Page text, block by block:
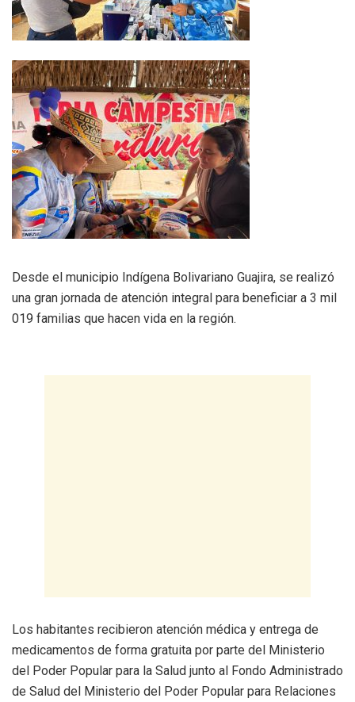
Desde el municipio Indígena Bolivariano Guajira, se realizó
una gran jornada de atención integral para beneficiar a 3 mil
019 familias que hacen vida en la región.
Los habitantes recibieron atención médica y entrega de
medicamentos de forma gratuita por parte del Ministerio
del Poder Popular para la Salud junto al Fondo Administrado
de Salud del Ministerio del Poder Popular para Relaciones